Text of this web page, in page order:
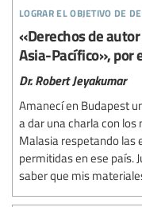
lograr el objetivo de
«Derechos de
Asia-Pacífico», por
Dr. Robert Jeyakumar
Amanecí en Budapest
a dar una charla con
Malasia respetando las
permitidas en ese país.
saber que mis